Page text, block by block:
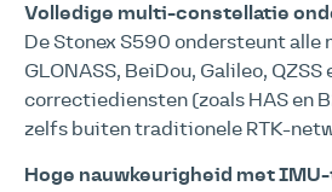
Volledige multi-constellatie
De Stonex S590 ondersteunt alle
GLONASS, BeiDou, Galileo,
correctiediensten (zoals HAS en
zelfs buiten traditionele RTK-
Hoge nauwkeurigheid met